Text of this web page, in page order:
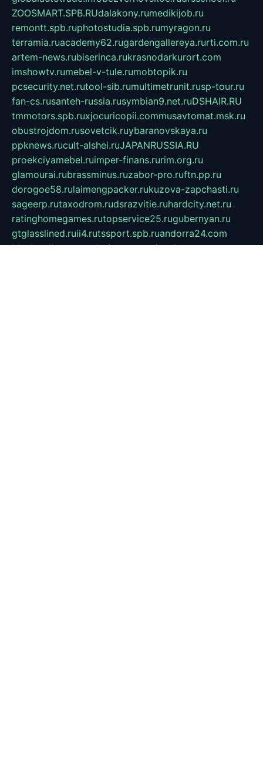
ZOOSMART.SPB.RUdalakony.rumedikijob.ru
remontt.spb.ruphotostudia.spb.rumyragon.ru
terramia.ruacademy62.rugardengallereya.rurti.com.ru
artem-news.rubiserinca.rukrasnodarkurort.com
imshowtv.rumebel-v-tule.rumobtopik.ru
pcsecurity.net.rutool-sib.rumultimetrunit.rusp-tour.ru
fan-cs.rusanteh-russia.rusymbian9.net.ruDSHAIR.RU
tmmotors.spb.ruxjocuricopii.commusavtomat.msk.ru
obustrojdom.rusovetcik.ruybaranovskaya.ru
ppknews.rucult-alshei.ruJAPANRUSSIA.RU
proekciyamebel.ruimper-finans.rurim.org.ru
glamourai.rubrassminus.ruzabor-pro.ruftn.pp.ru
dorogoe58.rulaimengpacker.rukuzova-zapchasti.ru
sageerp.rutaxodrom.rudsrazvitie.ruhardcity.net.ru
ratinghomegames.rutopservice25.rugubernyan.ru
gtglasslined.ruii4.rutssport.spb.ruandorra24.com
blackwallstreet.ruoboimos.ruoptim-doors.com.ru